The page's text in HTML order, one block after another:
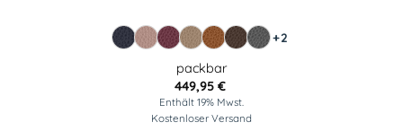
+2
packbar
449,95 €
Enthält 19% Mwst.
Kostenloser Versand